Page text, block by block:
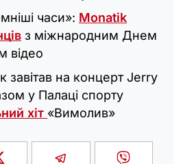
часи»: Monatik
з міжнародним Днем
відео
завітав на концерт Jerry
у Палаці спорту
хіт «Вимолив»